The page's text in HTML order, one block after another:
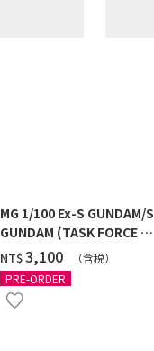
MG 1/100 Ex-S GUNDAM/S
GUNDAM (TASK FORCE α
Ver.) [2026年10月發送]
NT$‌3,100
（含税）
PRE-ORDER